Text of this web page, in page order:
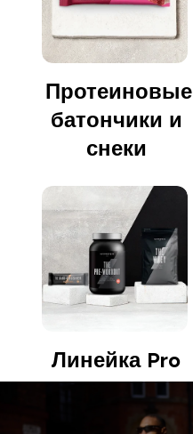
Протеиновые
батончики и
снеки
Линейка Pro